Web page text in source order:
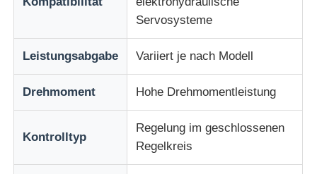
Antrieb mit variabler Frequenz
Speicherprogrammierbare Steuerung
Servosysteme
Leistungsabgabe Variiert je nach Modell
Drehmoment Hohe Drehmomentleistung
Kontrolltyp
Regelung im geschlossenen
Regelkreis